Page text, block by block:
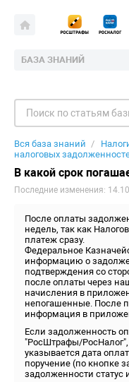
БАЗА ЗНАНИЙ
Вся база знаний
налоговых
В какой срок
Последние изменения:
После оплаты
недель, так как
платеж сразу.
Федеральное
информацию о
подтверждения со
после оплаты через
начисления в
непогашенные. После
информация в
Если задолженность
"РосШтрафы/РосНалог",
указывается дата
поручение (по кнопке
задолженности статус